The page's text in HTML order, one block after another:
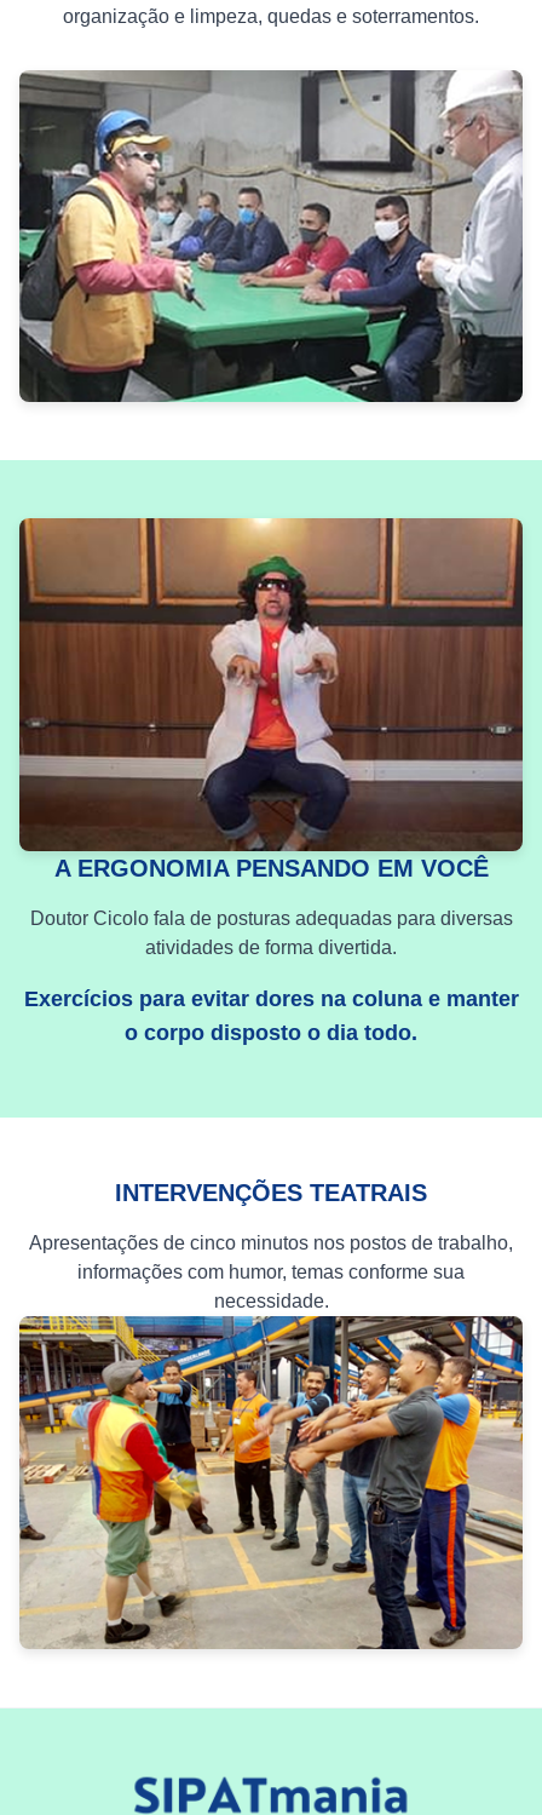
organização e limpeza, quedas e soterramentos.
A ERGONOMIA PENSANDO EM VOCÊ
Doutor Cicolo fala de posturas adequadas para diversas
atividades de forma divertida.
Exercícios para evitar dores na coluna e manter
o corpo disposto o dia todo.
INTERVENÇÕES TEATRAIS
Apresentações de cinco minutos nos postos de trabalho,
informações com humor, temas conforme sua
necessidade.